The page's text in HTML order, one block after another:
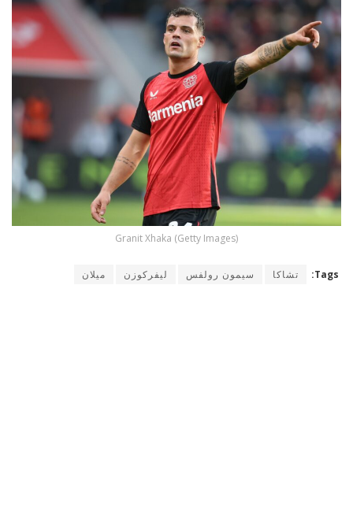
Granit Xhaka (Getty Images)
Tags: تشاكا سيمون رولفس ليفركوزن ميلان